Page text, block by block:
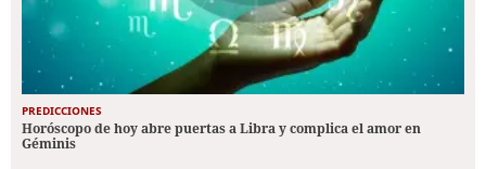
PREDICCIONES
Horóscopo de hoy abre puertas a Libra y complica el amor en
Géminis